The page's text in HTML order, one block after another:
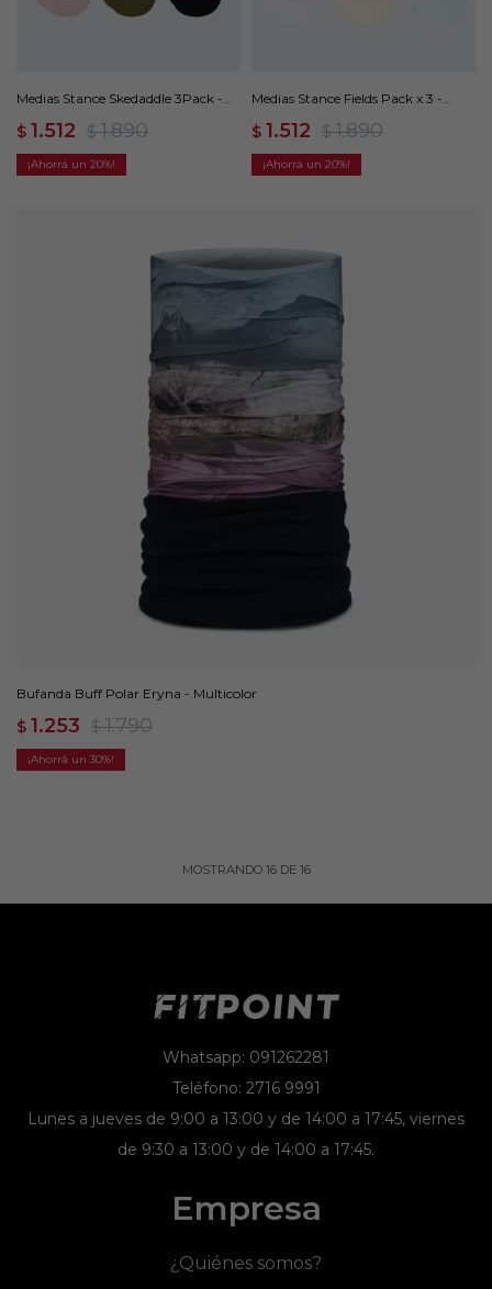
Medias Stance Skedaddle 3Pack -
$ 1.512 $ 1.890
20
Medias Stance Fields Pack x 3 -
$ 1.512 $ 1.890
20
Bufanda Buff Polar Eryna - Multicolor
$ 1.253 $ 1.790
30
MOSTRANDO 16DE 16
Whatsapp: 091262281
Teléfono: 2716 9991
Lunes a jueves de 9:00 a 13:00 y de 14:00 a 17:45, viernes
de 9:30 a 13:00 y de 14:00 a 17:45.
Empresa
¿Quiénes somos?